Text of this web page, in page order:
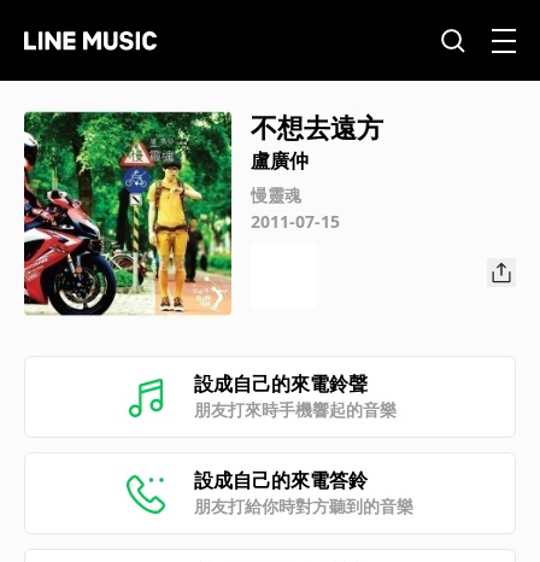
不想去遠方
盧廣仲
慢靈魂
2011-07-15
設成自己的來電鈴聲
朋友打來時手機響起的音樂
設成自己的來電答鈴
朋友打給你時對方聽到的音樂